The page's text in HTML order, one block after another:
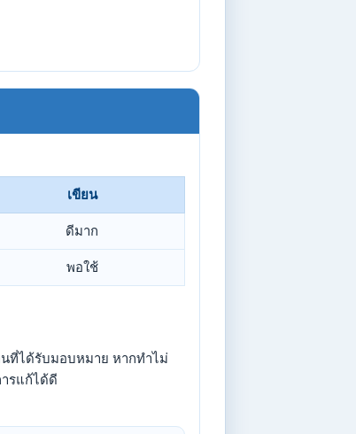
เขียน
ดีมาก
พอใช้
นที่ได้รับมอบหมาย หากทำไม่
รแก้ได้ดี